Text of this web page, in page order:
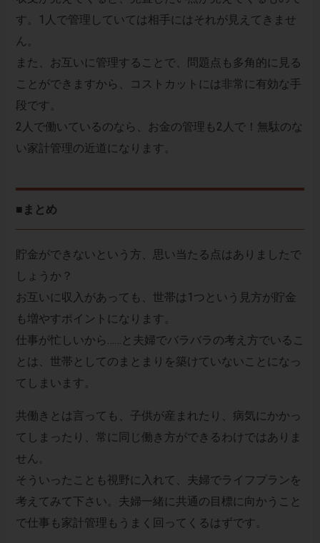
す。1人で管理していては相手にはそれが見えてきませ
ん。
また、お互いに管理することで、問題点も多角的に見る
ことができますから、コストカットには非常に有効な手
段です。
2人で働いているのなら、お金の管理も2人で！無駄のな
い家計管理の近道になります。
■まとめ
貯金ができないという方、思い当たる点はありましたで
しょうか？
お互いに収入があっても、世帯は1つという見方が貯金
も増やすポイントになります。
仕事が忙しいから……と夫婦でバラバラの考え方でいるこ
とは、世帯としてのまとまりを築けていないことになっ
てしまいます。
共働きとは言っても、子供が産まれたり、病気にかかっ
てしまったり、常に同じ働き方ができるわけではありま
せん。
そういったことも視野に入れて、夫婦でライフプランを
考えてみて下さい。夫婦一緒に共通の目標に向かうこと
で仕事も家計管理もうまく回ってくるはずです。